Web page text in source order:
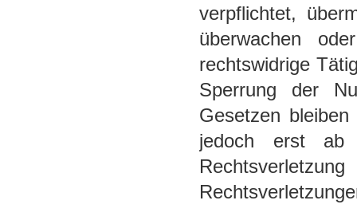
verpflichtet,
überwachen
rechtswidrige
Sperrung der
Gesetzen
jedoch erst ab